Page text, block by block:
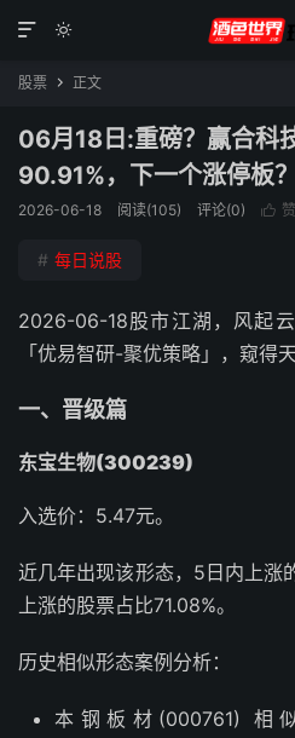


股票  正文
06月18日:重磅？赢合
90.91%，下一个涨停板？
2026-06-18 阅读(105) 评论(0) 
# 每日说股
2026-06-18股市江湖，风起
「优易智研-聚优策略」，窥得
一、晋级篇
东宝生物(300239)
入选价：5.47元。
近几年出现该形态，5日内上涨
上涨的股票占比71.08%。
历史相似形态案例分析：
本钢板材(000761) 相